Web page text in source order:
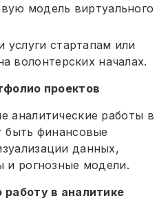
модель виртуального
стартапам или
волонтерских началах.
проектов
аналитические работы в
быть финансовые
данных,
и рогнозные модели.
в аналитике